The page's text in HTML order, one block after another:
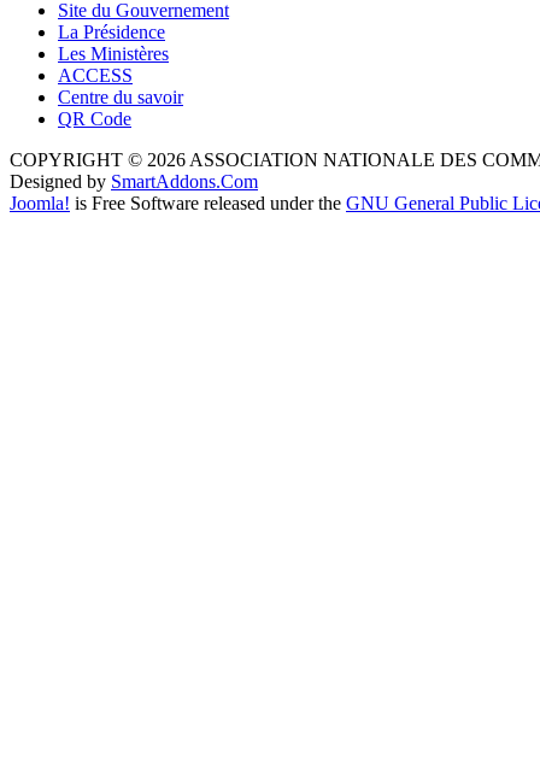
Site du Gouvernement
La Présidence
Les Ministères
ACCESS
Centre du savoir
QR Code
COPYRIGHT © 2026 ASSOCIATION NATIONALE DES
Designed by SmartAddons.Com
Joomla! is Free Software released under the GNU General Public